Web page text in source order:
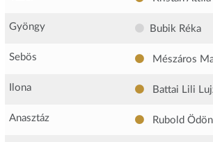
Gyöngy Bubik Réka
Sebös Mészáros
Ilona Battai Lili
Anasztáz Rubold Ödön